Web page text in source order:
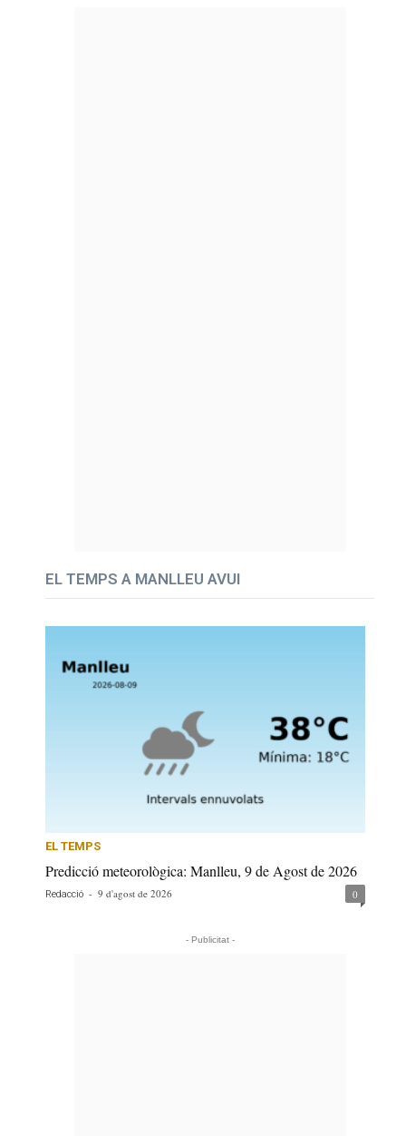
EL TEMPS A MANLLEU AVUI
EL TEMPS
Predicció meteorològica: Manlleu, 9 de Agost de 2026
Redacció - 9 d'agost de 2026 0
- Publicitat -